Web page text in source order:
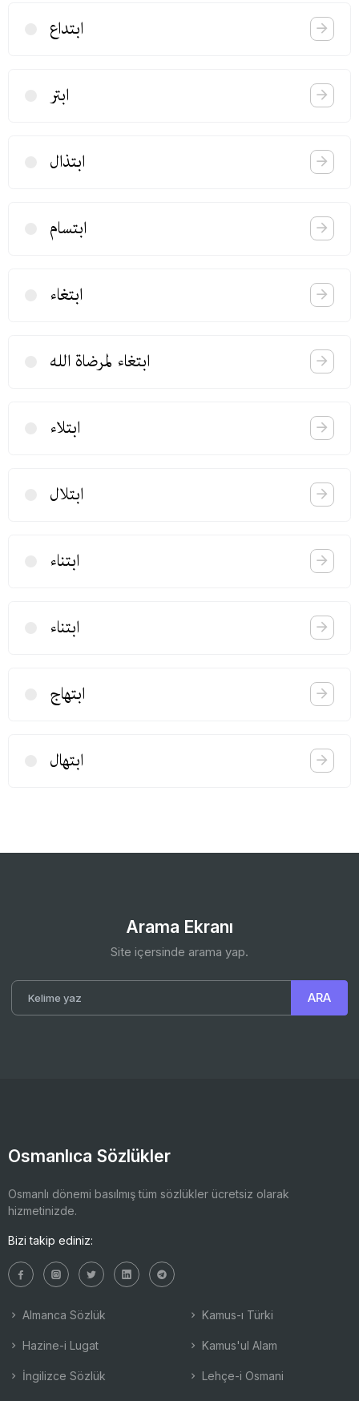
ابتداع
ابتر
ابتذال
ابتسام
ابتغاء
ابتغاء لمرضاة الله
ابتلاء
ابتلال
ابتناء
ابتناء
ابتهاج
ابتهال
Arama Ekranı
Site içersinde arama yap.
Osmanlıca Sözlükler
Osmanlı dönemi basılmış tüm sözlükler ücretsiz olarak
hizmetinizde.
Bizi takip ediniz:
Almanca Sözlük
Hazine-i Lugat
İngilizce Sözlük
Kamus-ı Türki
Kamus'ul Alam
Lehçe-i Osmani